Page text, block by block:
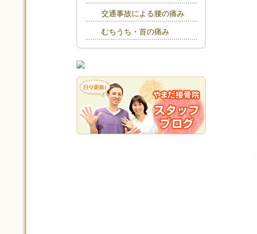
交通事故による腰の痛み
むちうち・首の痛み